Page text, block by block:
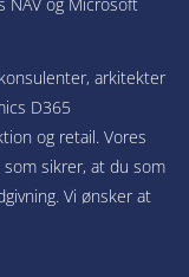
arkitekter
D365
og retail. Vores
sikrer, at du som
Vi ønsker at